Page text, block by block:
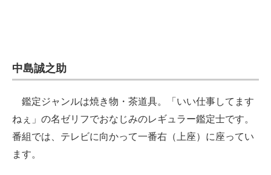
中島誠之助
鑑定ジャンルは焼き物・茶道具。「いい仕事してます
ねぇ」の名ゼリフでおなじみのレギュラー鑑定士です。
番組では、テレビに向かって一番右（上座）に座ってい
ます。